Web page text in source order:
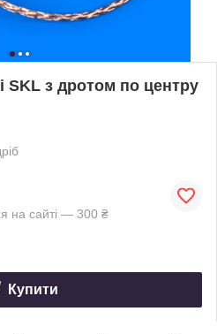
SKL з дротом по центру
на сайті — 300 ₴
Купити